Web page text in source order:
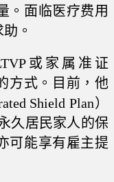
。面临医疗费用
。
或家属准证
的方式。目前，他
Shield Plan）
久居民家人的保
可能享有雇主提